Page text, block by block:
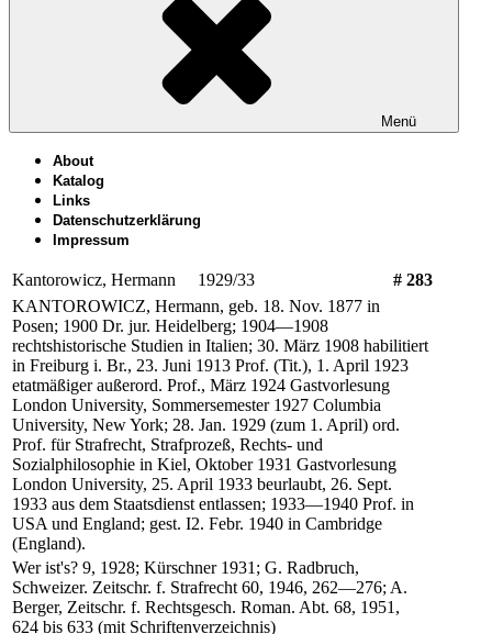
Menü
About
Katalog
Links
Datenschutzerklärung
Impressum
Kantorowicz, Hermann 1929/33
# 283
KANTOROWICZ, Hermann, geb. 18. Nov. 1877 in
Posen; 1900 Dr. jur. Heidelberg; 1904—1908
rechtshistorische Studien in Italien; 30. März 1908 habilitiert
in Freiburg i. Br., 23. Juni 1913 Prof. (Tit.), 1. April 1923
etatmäßiger außerord. Prof., März 1924 Gastvorlesung
London University, Sommersemester 1927 Columbia
University, New York; 28. Jan. 1929 (zum 1. April) ord.
Prof. für Strafrecht, Strafprozeß, Rechts- und
Sozialphilosophie in Kiel, Oktober 1931 Gastvorlesung
London University, 25. April 1933 beurlaubt, 26. Sept.
1933 aus dem Staatsdienst entlassen; 1933—1940 Prof. in
USA und England; gest. I2. Febr. 1940 in Cambridge
(England).
Wer ist's? 9, 1928; Kürschner 1931; G. Radbruch,
Schweizer. Zeitschr. f. Strafrecht 60, 1946, 262—276; A.
Berger, Zeitschr. f. Rechtsgesch. Roman. Abt. 68, 1951,
624 bis 633 (mit Schriftenverzeichnis)